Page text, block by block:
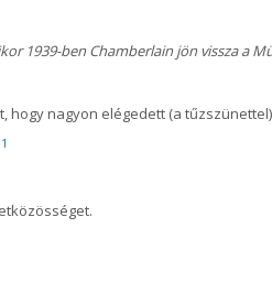
1939-ben Chamberlain jön vissza a
hogy nagyon elégedett (a
1